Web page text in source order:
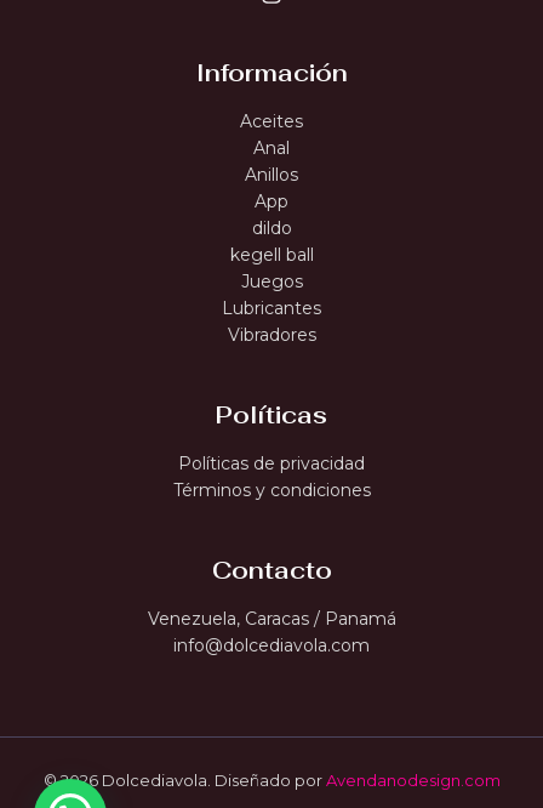
Información
Aceites
Anal
Anillos
App
dildo
kegell ball
Juegos
Lubricantes
Vibradores
Políticas
Políticas de privacidad
Términos y condiciones
Contacto
Venezuela, Caracas / Panamá
info@dolcediavola.com
© 2026 Dolcediavola. Diseñado porAvendanodesign.com